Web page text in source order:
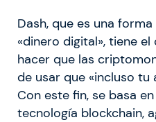
Dash, que es una
«dinero digital», tiene
hacer que las
de usar que «incluso tu
Con este fin, se basa
tecnología blockchain,